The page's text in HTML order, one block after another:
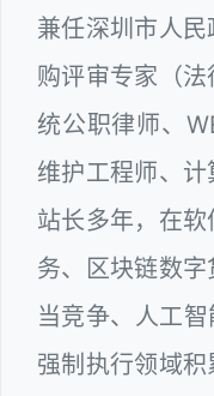
兼任深圳市人
购评审专家（
统公职律师、
维护工程师、
站长多年，在
务、区块链数
当竞争、人工
强制执行领域